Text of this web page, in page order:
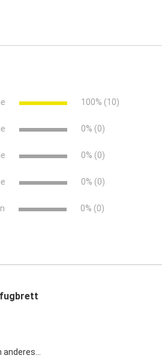
100% (10)
0% (0)
0% (0)
0% (0)
0% (0)
anderes...